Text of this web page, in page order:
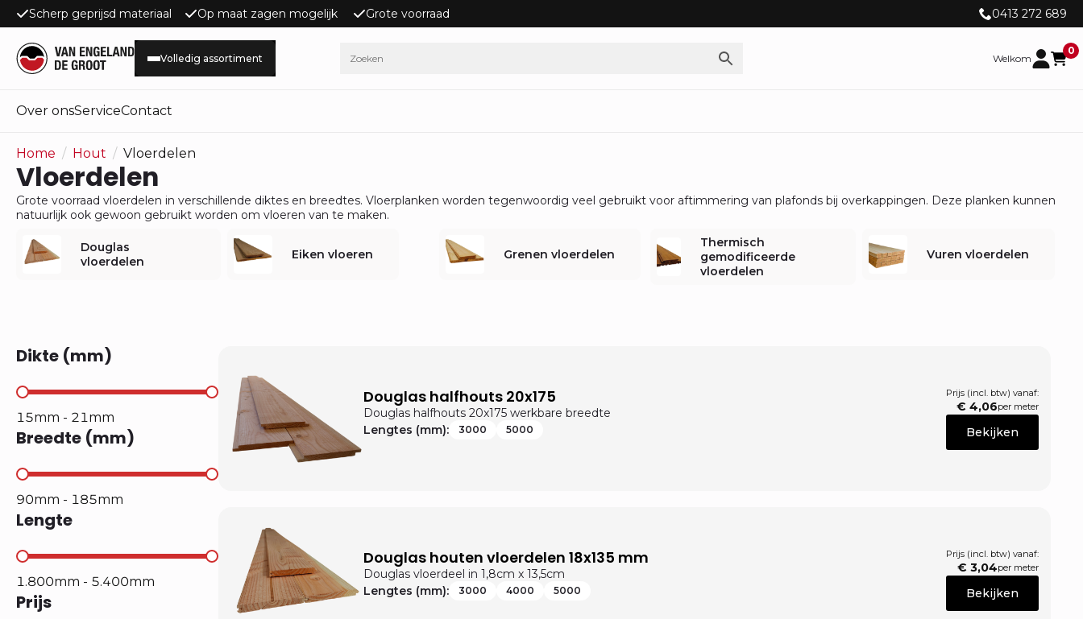
Scherp geprijsd materiaal Op maat zagen mogelijk Grote voorraad 0413 272 689
Volledig assortiment Welkom
0
Over onsServiceContact
Home Hout Vloerdelen
Vloerdelen
Grote voorraad vloerdelen in verschillende diktes en breedtes. Vloerplanken worden tegenwoordig veel gebruikt voor aftimmering van plafonds bij overkappingen. Deze planken kunnen
natuurlijk ook gewoon gebruikt worden om vloeren van te maken.
Douglas
vloerdelen
Eiken vloeren Grenen vloerdelen
Thermisch
gemodificeerde
vloerdelen
Vuren vloerdelen
Dikte (mm)
Dikte (mm)
15mm - 21mm
Breedte (mm)
Breedte (mm)
90mm - 185mm
Lengte
Lengte
1.800mm - 5.400mm
Prijs
Douglas halfhouts 20x175
Douglas halfhouts 20x175 werkbare breedte
Lengtes (mm):
3000 5000
Prijs (incl. btw) vanaf:
€ 4,06per meter
Bekijken
Douglas houten vloerdelen 18x135 mm
Douglas vloerdeel in 1,8cm x 13,5cm
Lengtes (mm):
3000 4000 5000
Prijs (incl. btw) vanaf:
€ 3,04per meter
Bekijken